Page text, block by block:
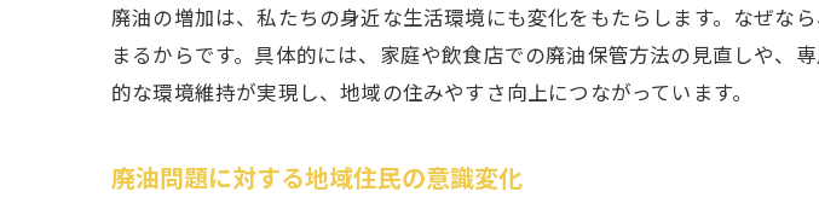
廃油再生によるサ
地域経済と廃油資源化
廃油の増加は、私たちの身近な生活環境にも変化をもたらします。なぜな
まるからです。具体的には、家庭や飲食店での廃油保管方法の見直しや、
的な環境維持が実現し、地域の住みやすさ向上につながっています。
廃油問題に対する地域住民の意識変化